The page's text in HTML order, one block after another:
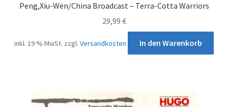
Peng,Xiu-Wen/China Broadcast – Terra-Cotta Warriors
29,99 €
inkl. 19 % MwSt. zzgl.Versandkosten In den Warenkorb